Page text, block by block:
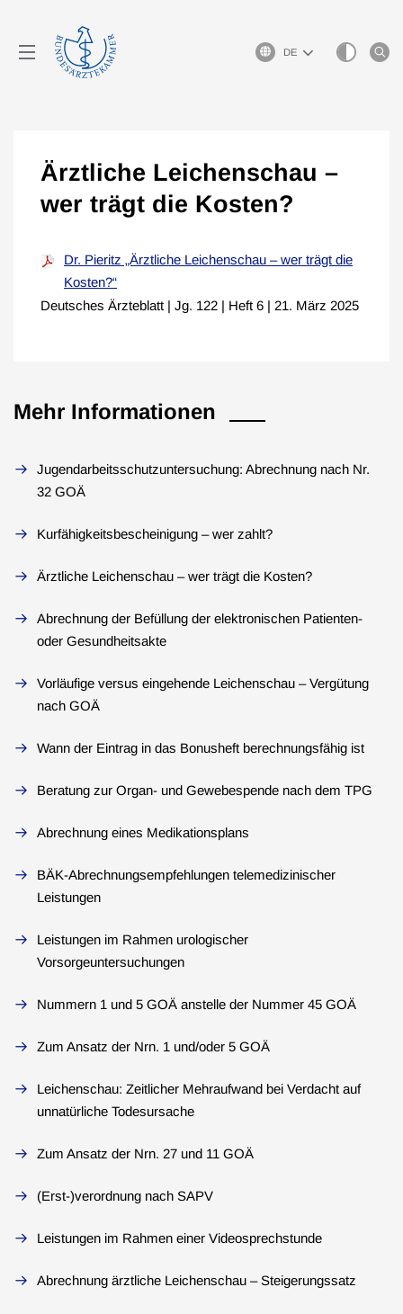
Sprachauswahl
Ärztliche Leichenschau –
wer trägt die Kosten?
Dr. Pieritz „Ärztliche Leichenschau – wer trägt die
Kosten?“
Deutsches Ärzteblatt | Jg. 122 | Heft 6 | 21. März 2025
Mehr Informationen
Jugendarbeitsschutzuntersuchung: Abrechnung nach Nr.
32 GOÄ
Kurfähigkeitsbescheinigung – wer zahlt?
Ärztliche Leichenschau – wer trägt die Kosten?
Abrechnung der Befüllung der elektronischen Patienten-
oder Gesundheitsakte
Vorläufige versus eingehende Leichenschau – Vergütung
nach GOÄ
Wann der Eintrag in das Bonusheft berechnungsfähig ist
Beratung zur Organ- und Gewebespende nach dem TPG
Abrechnung eines Medikationsplans
BÄK-Abrechnungsempfehlungen telemedizinischer
Leistungen
Leistungen im Rahmen urologischer
Vorsorgeuntersuchungen
Nummern 1 und 5 GOÄ anstelle der Nummer 45 GOÄ
Zum Ansatz der Nrn. 1 und/oder 5 GOÄ
Leichenschau: Zeitlicher Mehraufwand bei Verdacht auf
unnatürliche Todesursache
Zum Ansatz der Nrn. 27 und 11 GOÄ
(Erst-)verordnung nach SAPV
Leistungen im Rahmen einer Videosprechstunde
Abrechnung ärztliche Leichenschau – Steigerungssatz